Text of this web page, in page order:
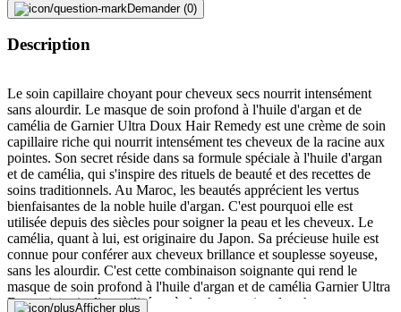
Demander (0)
Description
Le soin capillaire choyant pour cheveux secs nourrit intensément
sans alourdir. Le masque de soin profond à l'huile d'argan et de
camélia de Garnier Ultra Doux Hair Remedy est une crème de soin
capillaire riche qui nourrit intensément tes cheveux de la racine aux
pointes. Son secret réside dans sa formule spéciale à l'huile d'argan
et de camélia, qui s'inspire des rituels de beauté et des recettes de
soins traditionnels. Au Maroc, les beautés apprécient les vertus
bienfaisantes de la noble huile d'argan. C'est pourquoi elle est
utilisée depuis des siècles pour soigner la peau et les cheveux. Le
camélia, quant à lui, est originaire du Japon. Sa précieuse huile est
connue pour conférer aux cheveux brillance et souplesse soyeuse,
sans les alourdir. C'est cette combinaison soignante qui rend le
masque de soin profond à l'huile d'argan et de camélia Garnier Ultra
Doux si particulier: utilisé après le shampooing, les cheveux
Afficher plus